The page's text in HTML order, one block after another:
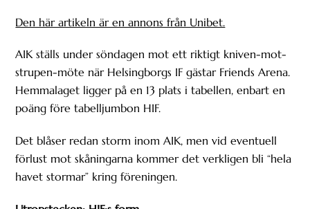
Den här artikeln är en annons från Unibet.
AIK ställs under söndagen mot ett riktigt kniven-mot-
strupen-möte när Helsingborgs IF gästar Friends Arena.
Hemmalaget ligger på en 13 plats i tabellen, enbart en
poäng före tabelljumbon HIF.
Det blåser redan storm inom AIK, men vid eventuell
förlust mot skåningarna kommer det verkligen bli “hela
havet stormar” kring föreningen.